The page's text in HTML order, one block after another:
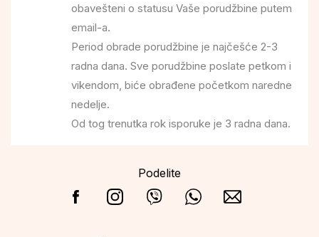
obavešteni o statusu Vaše porudžbine putem
email-a.
Period obrade porudžbine je najčešće 2-3
radna dana. Sve porudžbine poslate petkom i
vikendom, biće obrađene početkom naredne
nedelje.
Od tog trenutka rok isporuke je 3 radna dana.
Podelite